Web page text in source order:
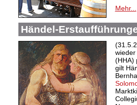
Mehr...
Händel-
(HHA)
gilt